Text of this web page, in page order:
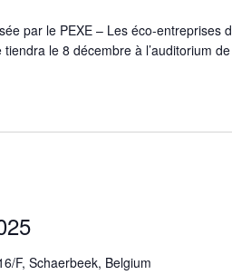
par le PEXE – Les éco-entreprises
le 8 décembre à l’auditorium
F, Schaerbeek, Belgium